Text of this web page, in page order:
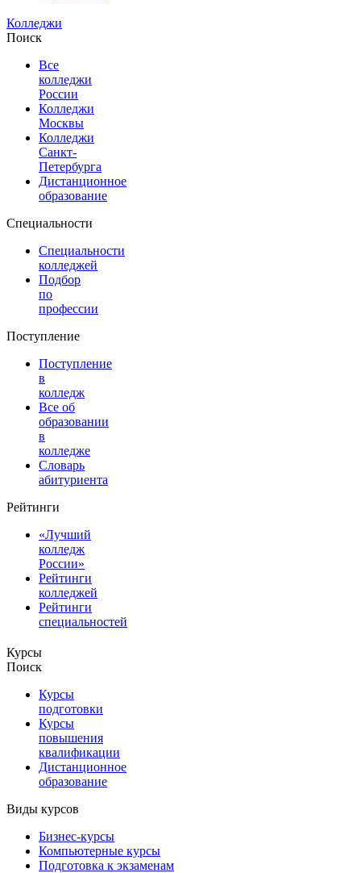
Колледжи
Поиск
Все
колледжи
России
Колледжи
Москвы
Колледжи
Санкт-
Петербурга
Дистанционное
образование
Специальности
Специальности
колледжей
Подбор
по
профессии
Поступление
Поступление
в
колледж
Все об
образовании
в
колледже
Словарь
абитуриента
Рейтинги
«Лучший
колледж
России»
Рейтинги
колледжей
Рейтинги
специальностей
Курсы
Поиск
Курсы
подготовки
Курсы
повышения
квалификации
Дистанционное
образование
Виды курсов
Бизнес-курсы
Компьютерные курсы
Подготовка к экзаменам